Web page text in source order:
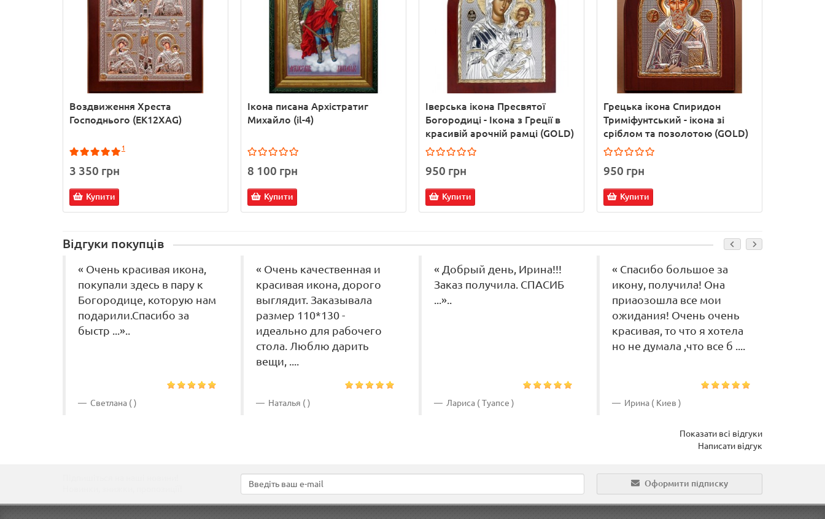
Воздвиження Хреста
Господнього (EK12XAG)
1
3 350 грн
Купити
Ікона писана Архістратиг
Михайло (il-4)
8 100 грн
Купити
Іверська ікона Пресвятої
Богородиці - Ікона з Греції в
красивій арочній рамці (GOLD)
950 грн
Купити
Грецька ікона Спиридон
Триміфунтський - ікона зі
сріблом та позолотою (GOLD)
950 грн
Купити
Відгуки покупців
« Очень красивая икона,
покупали здесь в пару к
Богородице, которую нам
подарили.Спасибо за
быстр ...»..
Светлана ( )
« Очень качественная и
красивая икона, дорого
выглядит. Заказывала
размер 110*130 -
идеально для рабочего
стола. Люблю дарить
вещи, ....
Наталья ( )
« Добрый день, Ирина!!!
Заказ получила. СПАСИБ
...»..
Лариса ( Туапсе )
« Спасибо большое за
икону, получила! Она
приаозошла все мои
ожидания! Очень очень
красивая, то что я хотела
но не думала ,что все б ....
Ирина ( Киев )
Показати всі відгуки
Написати відгук
Оформити підписку